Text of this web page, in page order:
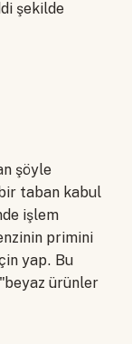
şekilde
şöyle
taban kabul
işlem
primini
yap. Bu
ürünler